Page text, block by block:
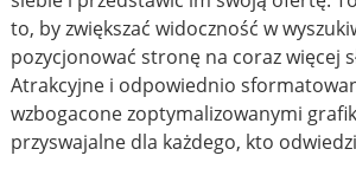
to, by zwiększać widoczność w
pozycjonować stronę na coraz więcej
Atrakcyjne i odpowiednio
wzbogacone zoptymalizowanymi
przyswajalne dla każdego, kto